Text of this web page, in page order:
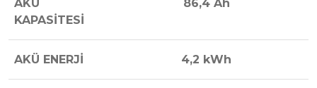
AKÜ
KAPASİTESİ
86,4 Ah
AKÜ ENERJİ 4,2 kWh